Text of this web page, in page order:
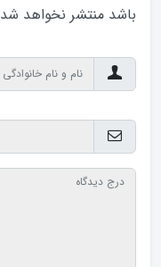
باشد منتشر نخواهد‌ شد